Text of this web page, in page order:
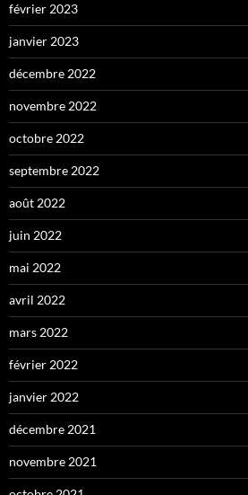
février 2023
janvier 2023
décembre 2022
novembre 2022
octobre 2022
septembre 2022
août 2022
juin 2022
mai 2022
avril 2022
mars 2022
février 2022
janvier 2022
décembre 2021
novembre 2021